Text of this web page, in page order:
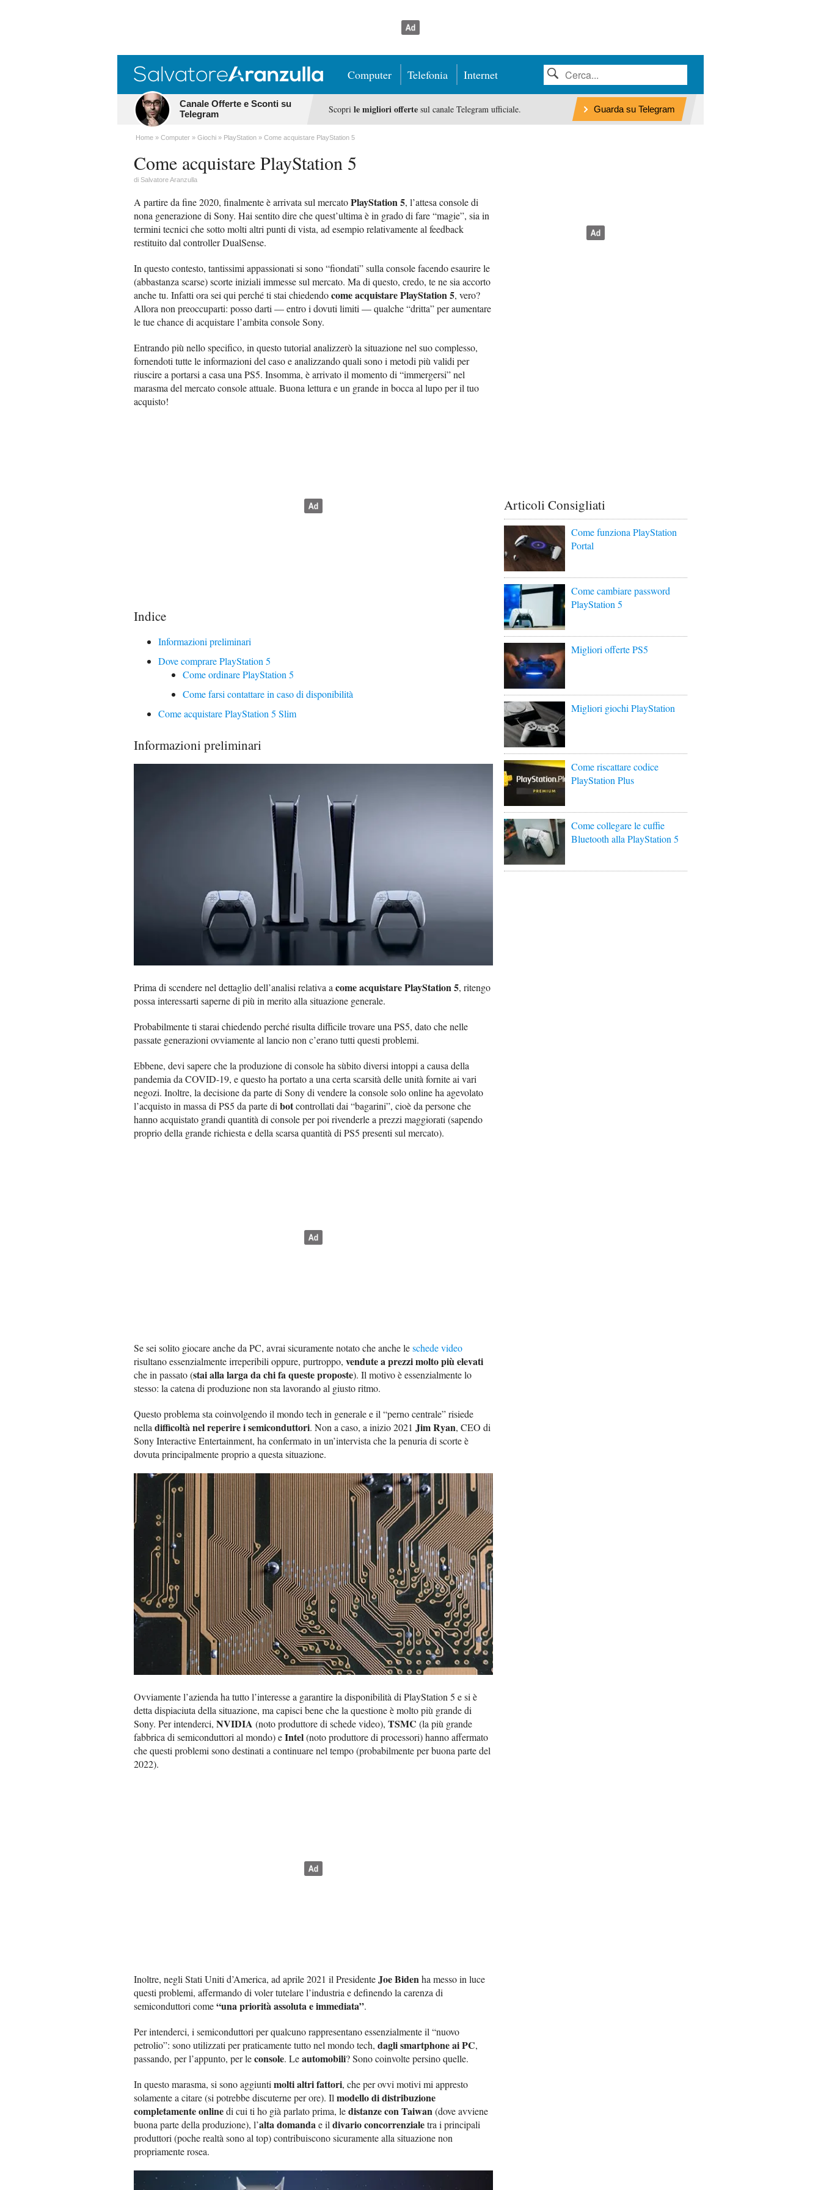
Computer Telefonia Internet
Canale Offerte e Sconti su
Telegram
Scopri le migliori offertesul canale Telegram ufficiale. Guarda su Telegram
Home Computer Giochi PlayStation Come acquistare PlayStation 5
Come acquistare PlayStation 5
di Salvatore Aranzulla
A partire da fine 2020, finalmente è arrivata sul mercatoPlayStation 5, l’attesa console di
nona generazione di Sony. Hai sentito dire che quest’ultima è in grado di fare “magie”, sia in
termini tecnici che sotto molti altri punti di vista, ad esempio relativamente al feedback
restituito dal controller DualSense.
In questo contesto, tantissimi appassionati si sono “fiondati” sulla console facendo esaurire le
(abbastanza scarse) scorte iniziali immesse sul mercato. Ma di questo, credo, te ne sia accorto
anche tu. Infatti ora sei qui perché ti stai chiedendocome acquistare PlayStation 5, vero?
Allora non preoccuparti: posso darti — entro i dovuti limiti — qualche “dritta” per aumentare
le tue chance di acquistare l’ambita console Sony.
Entrando più nello specifico, in questo tutorial analizzerò la situazione nel suo complesso,
fornendoti tutte le informazioni del caso e analizzando quali sono i metodi più validi per
riuscire a portarsi a casa una PS5. Insomma, è arrivato il momento di “immergersi” nel
marasma del mercato console attuale. Buona lettura e un grande in bocca al lupo per il tuo
acquisto!
Indice
Informazioni preliminari
Dove comprare PlayStation 5
Come ordinare PlayStation 5
Come farsi contattare in caso di disponibilità
Come acquistare PlayStation 5 Slim
Informazioni preliminari
Prima di scendere nel dettaglio dell’analisi relativa a come acquistare PlayStation 5, ritengo
possa interessarti saperne di più in merito alla situazione generale.
Probabilmente ti starai chiedendo perché risulta difficile trovare una PS5, dato che nelle
passate generazioni ovviamente al lancio non c’erano tutti questi problemi.
Ebbene, devi sapere che la produzione di console ha sùbito diversi intoppi a causa della
pandemia da COVID-19, e questo ha portato a una certa scarsità delle unità fornite ai vari
negozi. Inoltre, la decisione da parte di Sony di vendere la console solo online ha agevolato
l’acquisto in massa di PS5 da parte di botcontrollati dai “bagarini”, cioè da persone che
hanno acquistato grandi quantità di console per poi rivenderle a prezzi maggiorati (sapendo
proprio della grande richiesta e della scarsa quantità di PS5 presenti sul mercato).
Se sei solito giocare anche da PC, avrai sicuramente notato che anche leschede video
risultano essenzialmente irreperibili oppure, purtroppo, vendute a prezzi molto più elevati
che in passato (stai alla larga da chi fa queste proposte). Il motivo è essenzialmente lo
stesso: la catena di produzione non sta lavorando al giusto ritmo.
Questo problema sta coinvolgendo il mondo tech in generale e il “perno centrale” risiede
nella difficoltà nel reperire i semiconduttori. Non a caso, a inizio 2021 Jim Ryan, CEO di
Sony Interactive Entertainment, ha confermato in un’intervista che la penuria di scorte è
dovuta principalmente proprio a questa situazione.
Ovviamente l’azienda ha tutto l’interesse a garantire la disponibilità di PlayStation 5 e si è
detta dispiaciuta della situazione, ma capisci bene che la questione è molto più grande di
Sony. Per intenderci, NVIDIA (noto produttore di schede video), TSMC (la più grande
fabbrica di semiconduttori al mondo) eIntel(noto produttore di processori) hanno affermato
che questi problemi sono destinati a continuare nel tempo (probabilmente per buona parte del
2022).
Inoltre, negli Stati Uniti d’America, ad aprile 2021 il PresidenteJoe Bidenha messo in luce
questi problemi, affermando di voler tutelare l’industria e definendo la carenza di
semiconduttori come“una priorità assoluta e immediata”.
Per intenderci, i semiconduttori per qualcuno rappresentano essenzialmente il “nuovo
petrolio”: sono utilizzati per praticamente tutto nel mondo tech, dagli smartphone ai PC,
passando, per l’appunto, per leconsole. Leautomobili? Sono coinvolte persino quelle.
In questo marasma, si sono aggiuntimolti altri fattori, che per ovvi motivi mi appresto
solamente a citare (si potrebbe discuterne per ore). Ilmodello di distribuzione
completamente onlinedi cui ti ho già parlato prima, ledistanze con Taiwan(dove avviene
buona parte della produzione), l’alta domandae ildivario concorrenzialetra i principali
produttori (poche realtà sono al top) contribuiscono sicuramente alla situazione non
propriamente rosea.
Articoli Consigliati
Come funziona PlayStation
Portal
Come cambiare password
PlayStation 5
Migliori offerte PS5
Migliori giochi PlayStation
Come riscattare codice
PlayStation Plus
Come collegare le cuffie
Bluetooth alla PlayStation 5